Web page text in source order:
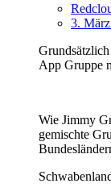
3.
App Gruppe
Wie Jimmy
gemischte